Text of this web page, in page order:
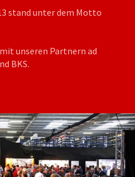
stand unter dem Motto
unseren Partnern ad
BKS.